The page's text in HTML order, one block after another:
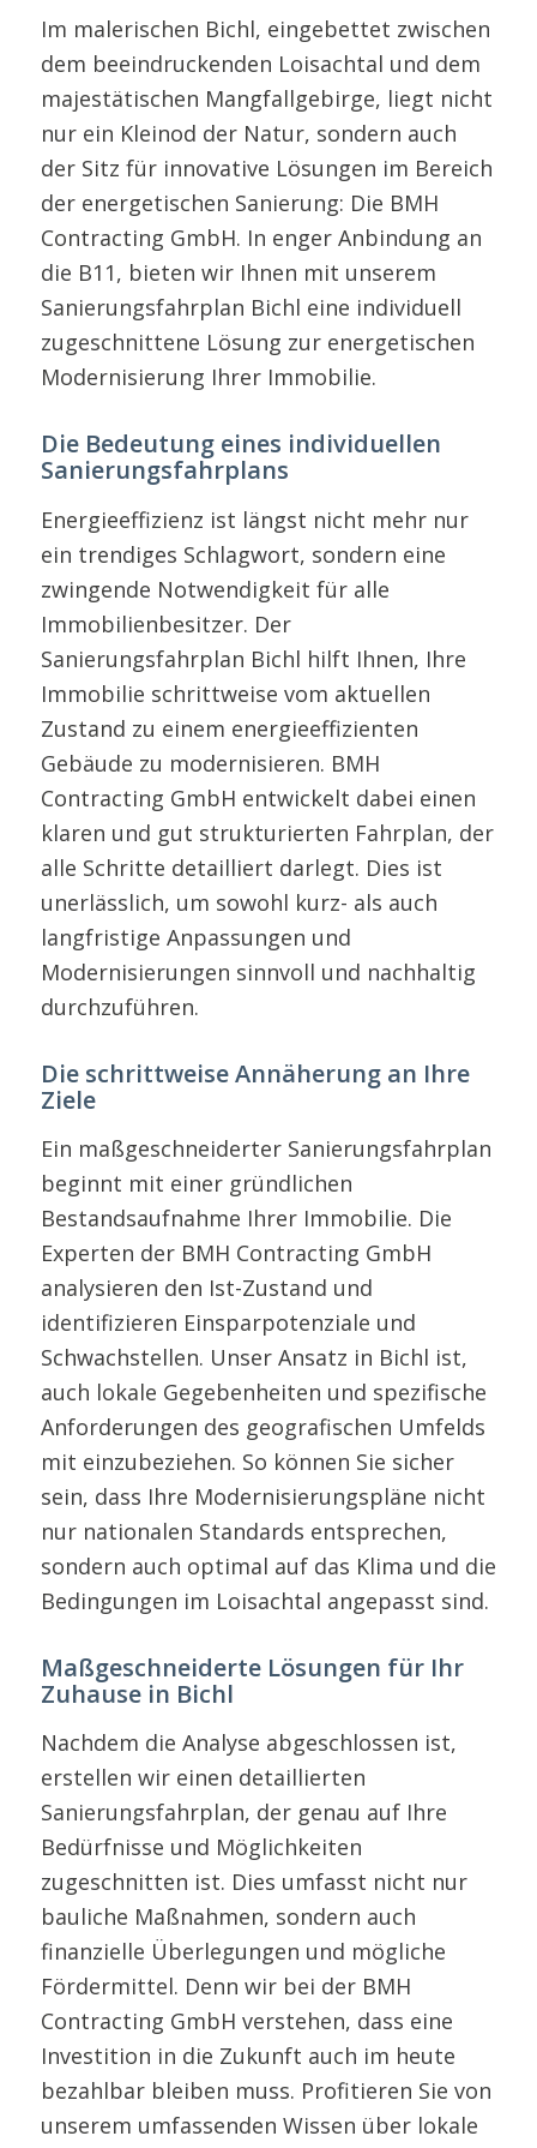
Im malerischen Bichl, eingebettet zwischen
dem beeindruckenden Loisachtal und dem
majestätischen Mangfallgebirge, liegt nicht
nur ein Kleinod der Natur, sondern auch
der Sitz für innovative Lösungen im Bereich
der energetischen Sanierung: Die BMH
Contracting GmbH. In enger Anbindung an
die B11, bieten wir Ihnen mit unserem
Sanierungsfahrplan Bichl eine individuell
zugeschnittene Lösung zur energetischen
Modernisierung Ihrer Immobilie.
Die Bedeutung eines individuellen
Sanierungsfahrplans
Energieeffizienz ist längst nicht mehr nur
ein trendiges Schlagwort, sondern eine
zwingende Notwendigkeit für alle
Immobilienbesitzer. Der
Sanierungsfahrplan Bichl hilft Ihnen, Ihre
Immobilie schrittweise vom aktuellen
Zustand zu einem energieeffizienten
Gebäude zu modernisieren. BMH
Contracting GmbH entwickelt dabei einen
klaren und gut strukturierten Fahrplan, der
alle Schritte detailliert darlegt. Dies ist
unerlässlich, um sowohl kurz- als auch
langfristige Anpassungen und
Modernisierungen sinnvoll und nachhaltig
durchzuführen.
Die schrittweise Annäherung an Ihre
Ziele
Ein maßgeschneiderter Sanierungsfahrplan
beginnt mit einer gründlichen
Bestandsaufnahme Ihrer Immobilie. Die
Experten der BMH Contracting GmbH
analysieren den Ist-Zustand und
identifizieren Einsparpotenziale und
Schwachstellen. Unser Ansatz in Bichl ist,
auch lokale Gegebenheiten und spezifische
Anforderungen des geografischen Umfelds
mit einzubeziehen. So können Sie sicher
sein, dass Ihre Modernisierungspläne nicht
nur nationalen Standards entsprechen,
sondern auch optimal auf das Klima und die
Bedingungen im Loisachtal angepasst sind.
Maßgeschneiderte Lösungen für Ihr
Zuhause in Bichl
Nachdem die Analyse abgeschlossen ist,
erstellen wir einen detaillierten
Sanierungsfahrplan, der genau auf Ihre
Bedürfnisse und Möglichkeiten
zugeschnitten ist. Dies umfasst nicht nur
bauliche Maßnahmen, sondern auch
finanzielle Überlegungen und mögliche
Fördermittel. Denn wir bei der BMH
Contracting GmbH verstehen, dass eine
Investition in die Zukunft auch im heute
bezahlbar bleiben muss. Profitieren Sie von
unserem umfassenden Wissen über lokale